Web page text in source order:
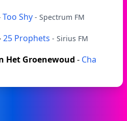
Too Shy - Spectrum FM
25 Prophets - Sirius FM
Het Groenewoud - Cha